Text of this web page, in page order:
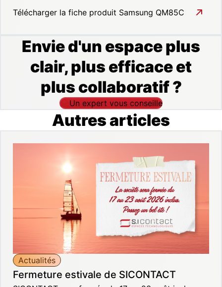
Télécharger la fiche produit Samsung QM85C
Envie d'un espace plus
clair, plus efficace et
plus collaboratif ?
Un expert vous conseille
Autres articles
Actualités
Fermeture estivale de SICONTACT